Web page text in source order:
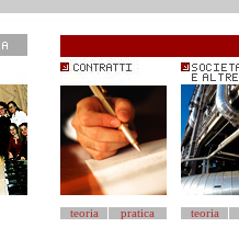
teoria pratica teoria